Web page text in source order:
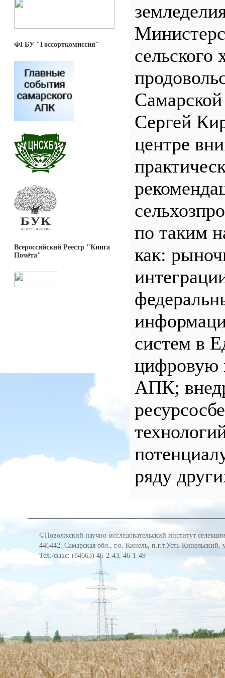
ФГБУ "Госсорткомиссия"
Всероссийский Реестр "Книга
Почёта"
сельского
Сергей
центре
по таким
как:
систем в
цифровую
АПК;
ряду
©Поволжский научно-исследовательский институт
446442, Самарская обл., г.о. Кинель, п.г.т.Усть-Кинельский,
Тел./факс: (84663) 46-2-43, 46-1-49